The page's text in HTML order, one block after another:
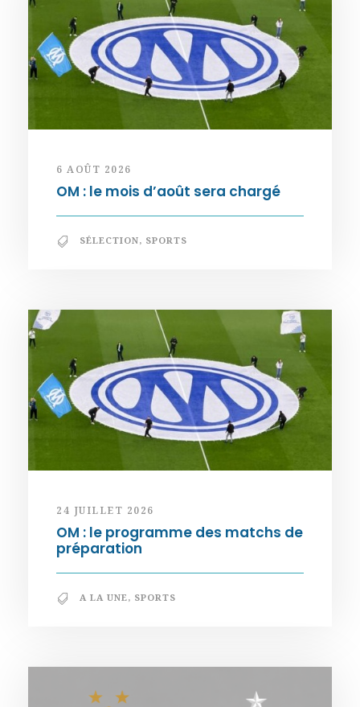
6 AOÛT 2026
OM : le mois d’août sera chargé
SÉLECTION, SPORTS
24 JUILLET 2026
OM : le programme des matchs de
préparation
A LA UNE, SPORTS